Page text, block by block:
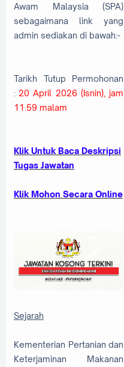
Awam Malaysia (SPA)
sebagaimana link yang
admin sediakan di bawah:-
Tarikh Tutup Permohonan
: 20 April 2026 (Isnin), jam
11.59 malam
Klik Untuk Baca Deskripsi
Tugas Jawatan
Klik Mohon Secara Online
Sejarah
Kementerian Pertanian dan
Keterjaminan Makanan